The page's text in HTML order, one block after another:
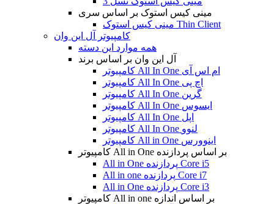
مینی کیس استوک بر اساس سری
مینی کیس استوک Thin Client
کامپیوتر آل این وان
همه موارد این دسته
آل این وان بر اساس برند
کامپیوتر All In One ام اس آی
کامپیوتر All In One اچ پی
کامپیوتر All In One گرین
کامپیوتر All In One ایسوس
کامپیوتر All In One اپل
کامپیوتر All In One لنوو
کامپیوتر All in One اینوورس
کامپیوتر All in One بر اساس پردازنده
All in One پردازنده Core i5
All in one پردازنده Core i7
All in One پردازنده Core i3
کامپیوتر All in one بر اساس اندازه